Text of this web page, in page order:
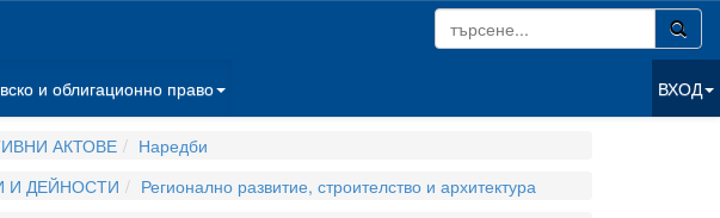
и облигационно право ВХОД
АКТОВЕ
Наредби
И ДЕЙНОСТИ
Регионално развитие, строителство и архитектура